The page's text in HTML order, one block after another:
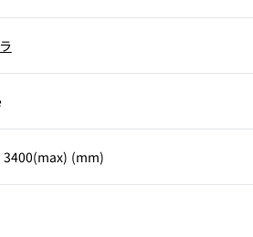
3400(max) (mm)